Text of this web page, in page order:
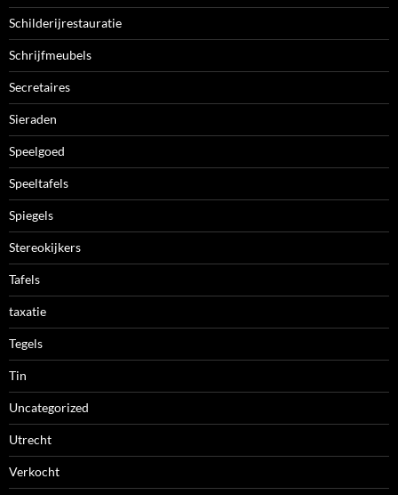
Schilderijrestauratie
Schrijfmeubels
Secretaires
Sieraden
Speelgoed
Speeltafels
Spiegels
Stereokijkers
Tafels
taxatie
Tegels
Tin
Uncategorized
Utrecht
Verkocht